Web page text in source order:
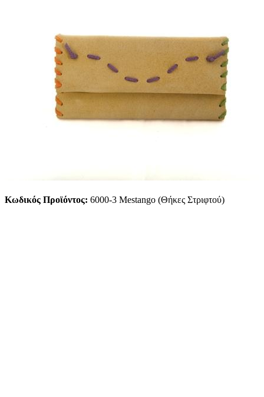
Κωδικός Προϊόντος: 6000-3 Mestango (Θήκες Στριφτού)